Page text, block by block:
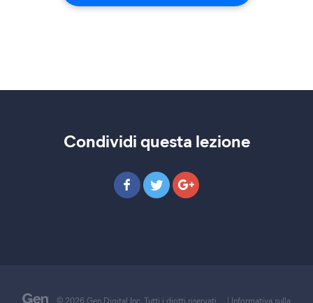
Condividi questa lezione
© 2026 Gen Digital Inc. Tutti i diritti riservati. | Informativa sulla